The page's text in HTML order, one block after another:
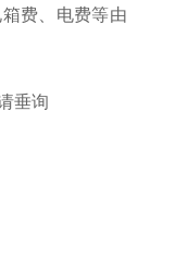
费、电费等由
垂询